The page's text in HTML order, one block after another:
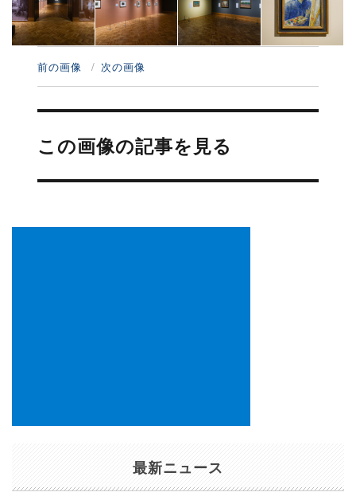
前の画像 次の画像
投
ナ
ビ
ー
この画像の記事を見る
最新ニュース